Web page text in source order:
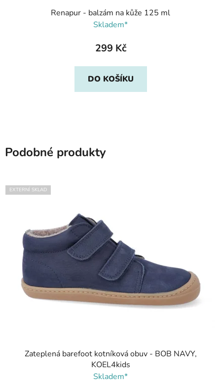
Renapur - balzám na kůže 125 ml
Skladem*
299 Kč
DO KOŠÍKU
Podobné produkty
EXTERNÍ SKLAD
Zateplená barefoot kotníková obuv - BOB NAVY,
KOEL4kids
Skladem*